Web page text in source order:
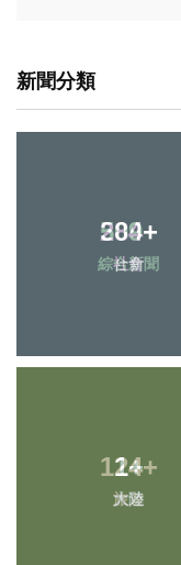
新聞分類
284+
社會
1+
大陸